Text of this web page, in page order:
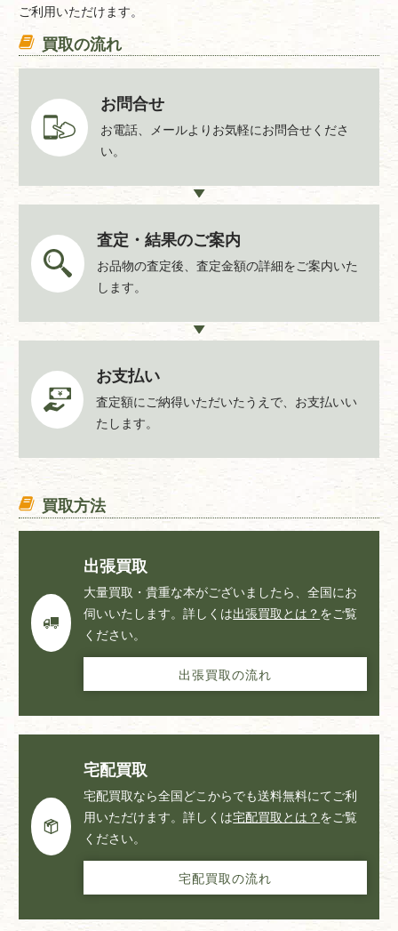
ご利用いただけます。
買取の流れ
お問合せ
お電話、メールよりお気軽にお問合せくださ
い。
査定・結果のご案内
お品物の査定後、査定金額の詳細をご案内いた
します。
お支払い
査定額にご納得いただいたうえで、お支払いい
たします。
買取方法
出張買取
大量買取・貴重な本がございましたら、全国にお
伺いいたします。詳しくは出張買取とは？ をご覧
ください。
出張買取の流れ
宅配買取
宅配買取なら全国どこからでも送料無料にてご利
用いただけます。詳しくは宅配買取とは？ をご覧
ください。
宅配買取の流れ